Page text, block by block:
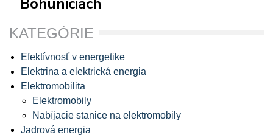
Bohuniciach
KATEGÓRIE
Efektívnosť v energetike
Elektrina a elektrická energia
Elektromobilita
Elektromobily
Nabíjacie stanice na elektromobily
Jadrová energia